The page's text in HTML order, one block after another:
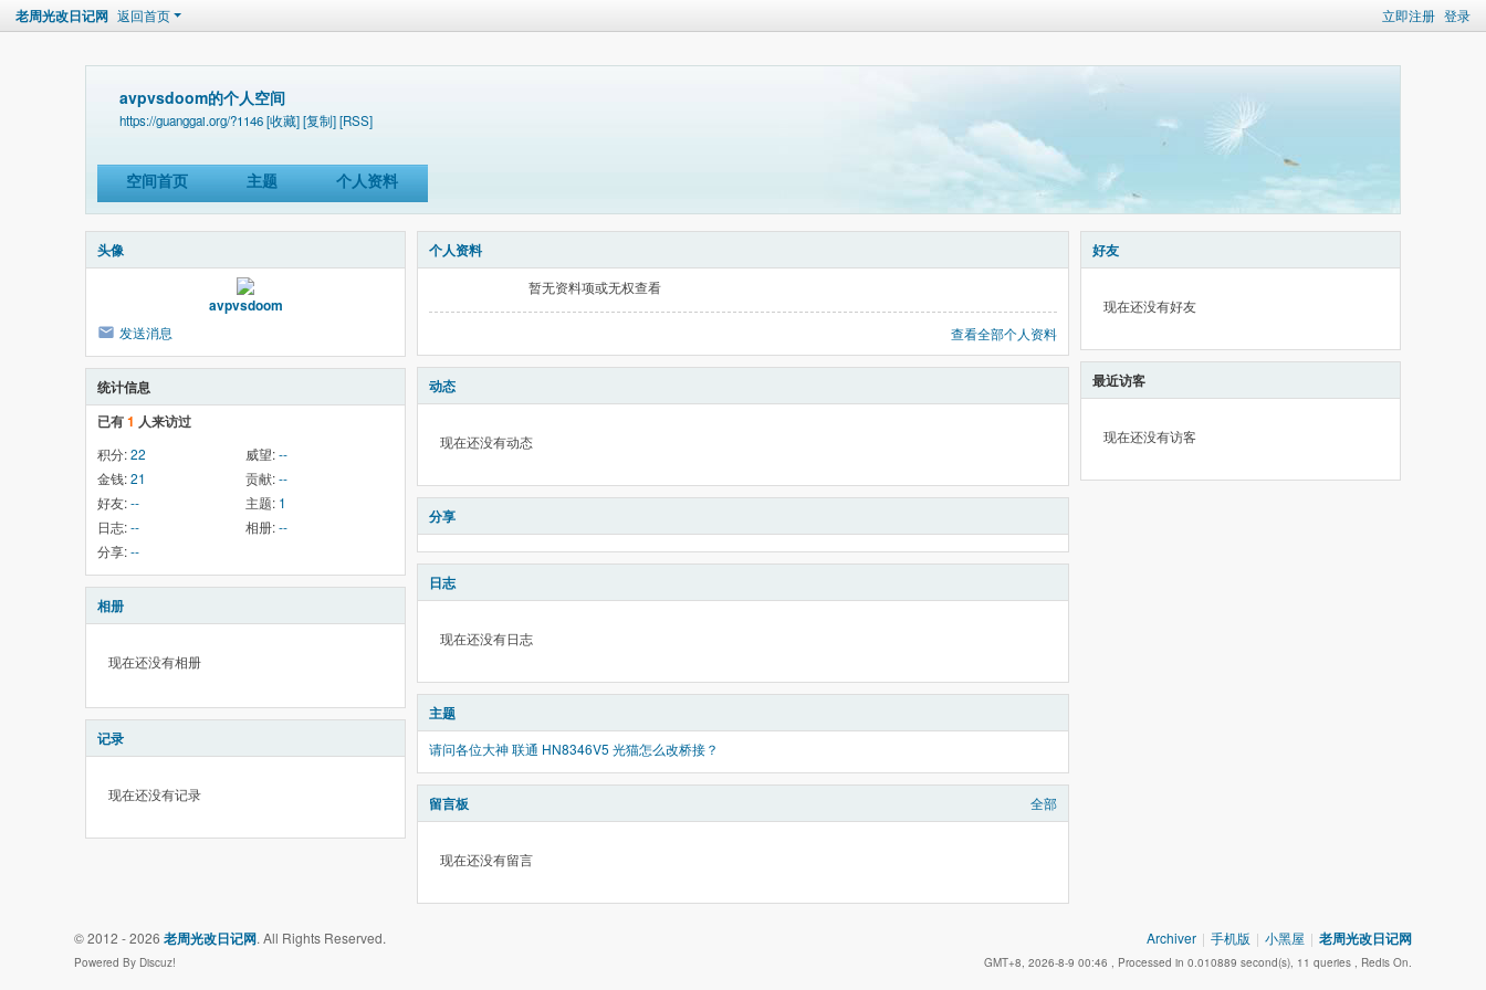
立即注册 登录
老周光改日记网 返回首页
avpvsdoom的个人空间
https://guanggai.org/?1146[收藏][复制][RSS]
空间首页 主题 个人资料
头像
avpvsdoom
发送消息
统计信息
已有1 人来访过
积分:22 威望:--
金钱:21 贡献:--
好友:-- 主题: 1
日志:-- 相册:--
分享:--
相册
现在还没有相册
记录
现在还没有记录
个人资料
暂无资料项或无权查看
查看全部个人资料
动态
现在还没有动态
分享
日志
现在还没有日志
主题
请问各位大神 联通 HN8346V5 光猫怎么改桥接？
留言板 全部
现在还没有留言
好友
现在还没有好友
最近访客
现在还没有访客
Archiver | 手机版 | 小黑屋 | 老周光改日记网
GMT+8, 2026-8-9 00:46 , Processed in 0.010889 second(s), 11 queries , Redis On.
© 2012 - 2026 老周光改日记网. All Rights Reserved.
Powered By Discuz!